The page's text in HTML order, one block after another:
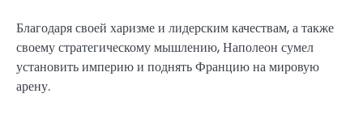
Благодаря своей харизме и лидерским качествам, а также
своему стратегическому мышлению, Наполеон сумел
установить империю и поднять Францию на мировую
арену.